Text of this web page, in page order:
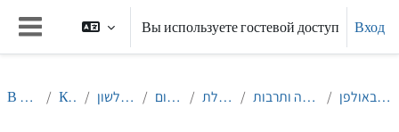
Перейти к основному содержанию
Боковая панель
Вы используете гостевой доступ Вход
В начало Курсы הנחלת הלשון מחוז דרום אולפן אילת פעילויות חברה ותרבות חג החנוכה באולפן